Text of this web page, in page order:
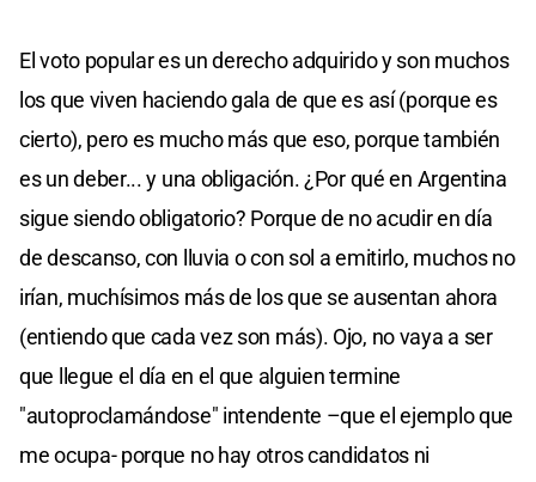
El voto popular es un derecho adquirido y son muchos
los que viven haciendo gala de que es así (porque es
cierto), pero es mucho más que eso, porque también
es un deber... y una obligación. ¿Por qué en Argentina
sigue siendo obligatorio? Porque de no acudir en día
de descanso, con lluvia o con sol a emitirlo, muchos no
irían, muchísimos más de los que se ausentan ahora
(entiendo que cada vez son más). Ojo, no vaya a ser
que llegue el día en el que alguien termine
"autoproclamándose" intendente –que el ejemplo que
me ocupa- porque no hay otros candidatos ni